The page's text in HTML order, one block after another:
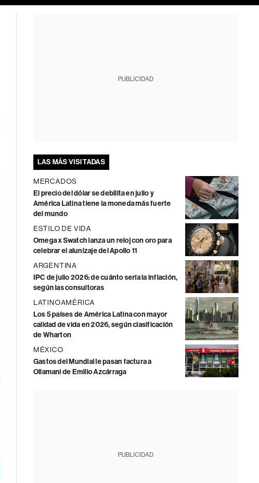
PUBLICIDAD
LAS MÁS VISITADAS
MERCADOS
El precio del dólar se debilita en julio y
América Latina tiene la moneda más fuerte
del mundo
ESTILO DE VIDA
Omega x Swatch lanza un reloj con oro para
celebrar el alunizaje del Apollo 11
ARGENTINA
IPC de julio 2026: de cuánto sería la inflación,
según las consultoras
LATINOAMÉRICA
Los 5 países de América Latina con mayor
calidad de vida en 2026, según clasificación
de Wharton
MÉXICO
Gastos del Mundial le pasan factura a
Ollamani de Emilio Azcárraga
PUBLICIDAD